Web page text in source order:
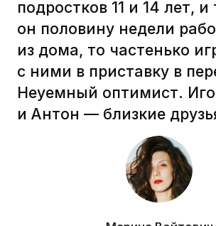
множество пасхалок :)
это то, что дарит эмоции.
Ты читаешь, учишься, а тут
обучения нарисованы в стиле
твоего любимого сериала.
хотелось добавить веселья,
интерактива, не дать
заскучать. А напоминания
о любимых героях сериалов
фильмов и даже о деятелях
искусства позволили быть
с читателями на одной волне.